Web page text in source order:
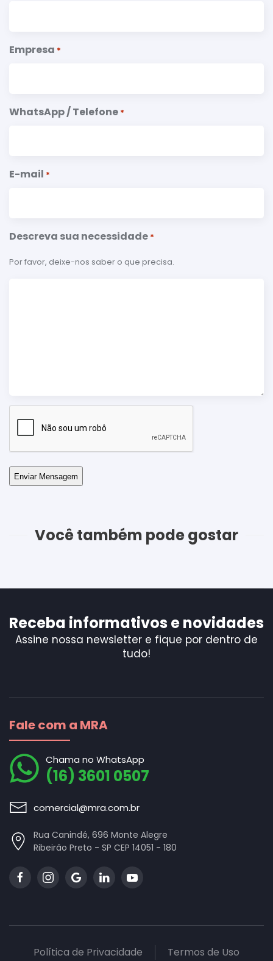
Empresa *
WhatsApp / Telefone *
E-mail *
Descreva sua necessidade *
Por favor, deixe-nos saber o que precisa.
Você também pode gostar
Receba informativos e novidades
Assine nossa newsletter e fique por dentro de
tudo!
Fale com a MRA
Chama no WhatsApp
(16) 3601 0507
comercial@mra.com.br
Rua Canindé, 696 Monte Alegre
Ribeirão Preto - SP CEP 14051 - 180
Política de Privacidade Termos de Uso